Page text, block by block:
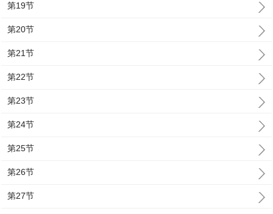
第19节
第20节
第21节
第22节
第23节
第24节
第25节
第26节
第27节